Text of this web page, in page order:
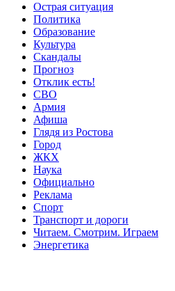
Острая ситуация
Политика
Образование
Культура
Скандалы
Прогноз
Отклик есть!
СВО
Армия
Афиша
Глядя из Ростова
Город
ЖКХ
Наука
Официально
Реклама
Спорт
Транспорт и дороги
Читаем. Смотрим. Играем
Энергетика